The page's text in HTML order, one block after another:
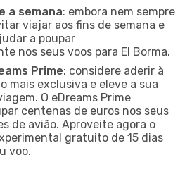
a semana: embora nem sempre
viajar aos fins de semana e
a poupar
nos seus voos para El Borma.
Prime: considere aderir à
mais exclusiva e eleve a sua
O eDreams Prime
centenas de euros nos seus
de avião. Aproveite agora o
gratuito de 15 dias
voo.